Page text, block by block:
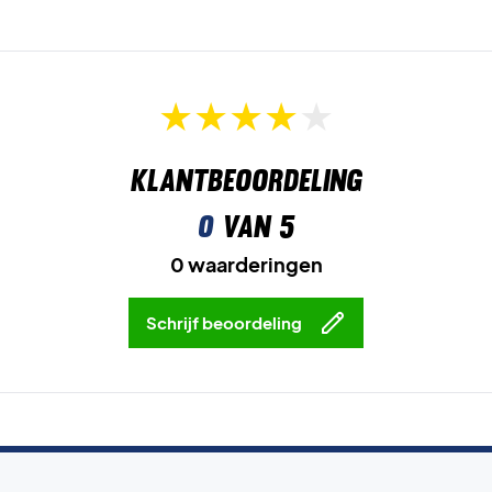
Klantbeoordeling
0van 5
0 waarderingen
Schrijf beoordeling